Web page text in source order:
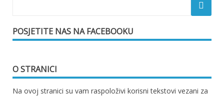
POSJETITE NAS NA FACEBOOKU
O STRANICI
Na ovoj stranici su vam raspoloživi korisni tekstovi vezani za